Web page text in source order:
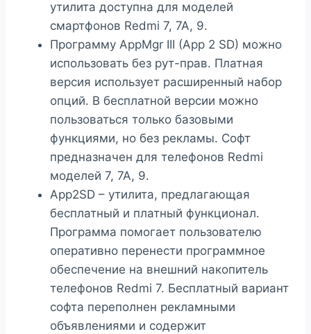
утилита доступна для моделей
смартфонов Redmi 7, 7A, 9.
Программу AppMgr III (App 2 SD) можно
использовать без рут-прав. Платная
версия использует расширенный набор
опций. В бесплатной версии можно
пользоваться только базовыми
функциями, но без рекламы. Софт
предназначен для телефонов Redmi
моделей 7, 7А, 9.
App2SD – утилита, предлагающая
бесплатный и платный функционал.
Программа помогает пользователю
оперативно перенести программное
обеспечение на внешний накопитель
телефонов Redmi 7. Бесплатный вариант
софта переполнен рекламными
объявлениями и содержит